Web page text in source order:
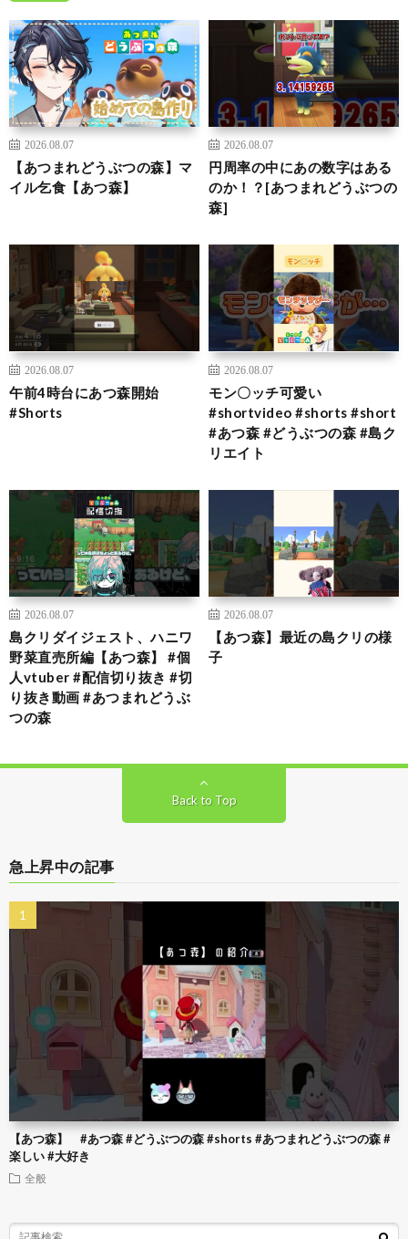
2026.08.07
【あつまれどうぶつの森】マ
イル乞食【あつ森】
2026.08.07
円周率の中にあの数字はある
のか！？[あつまれどうぶつの
森]
2026.08.07
午前4時台にあつ森開始
#Shorts
2026.08.07
モン〇ッチ可愛い
#shortvideo #shorts #short
#あつ森 #どうぶつの森 #島ク
リエイト
2026.08.07
島クリダイジェスト、ハニワ
野菜直売所編【あつ森】 #個
人vtuber #配信切り抜き #切
り抜き動画 #あつまれどうぶ
つの森
2026.08.07
【あつ森】最近の島クリの様
子
Back to Top
急上昇中の記事
【あつ森】 #あつ森 #どうぶつの森 #shorts #あつまれどうぶつの森 #
楽しい #大好き
全般